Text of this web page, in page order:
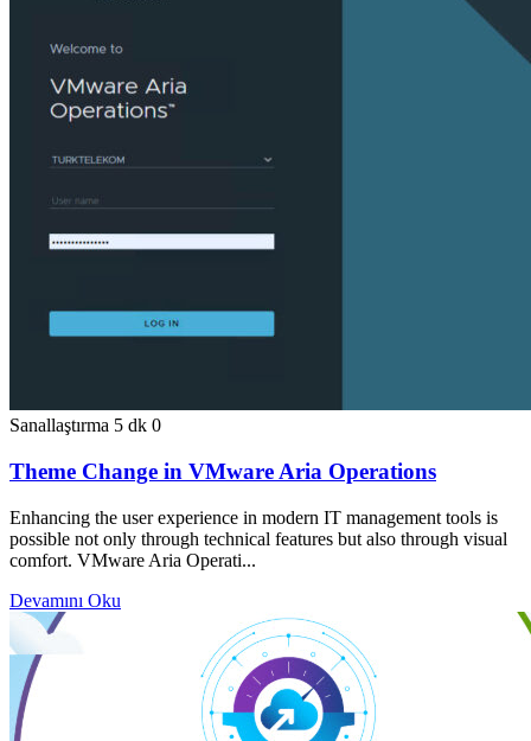
Sanallaştırma 5 dk 0
Theme Change in VMware Aria Operations
Enhancing the user experience in modern IT management tools is
possible not only through technical features but also through visual
comfort. VMware Aria Operati...
Devamını Oku